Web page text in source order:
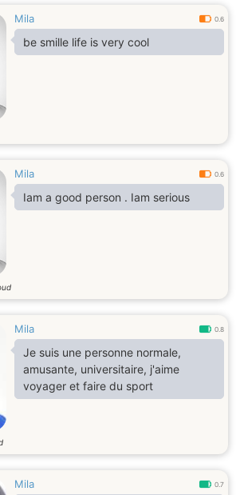
Mila 0.6
be smille life is very cool
Mila 0.6
Iam a good person . Iam serious
Mila 0.8
Je suis une personne normale,
amusante, universitaire, j'aime
voyager et faire du sport
Mila 0.7